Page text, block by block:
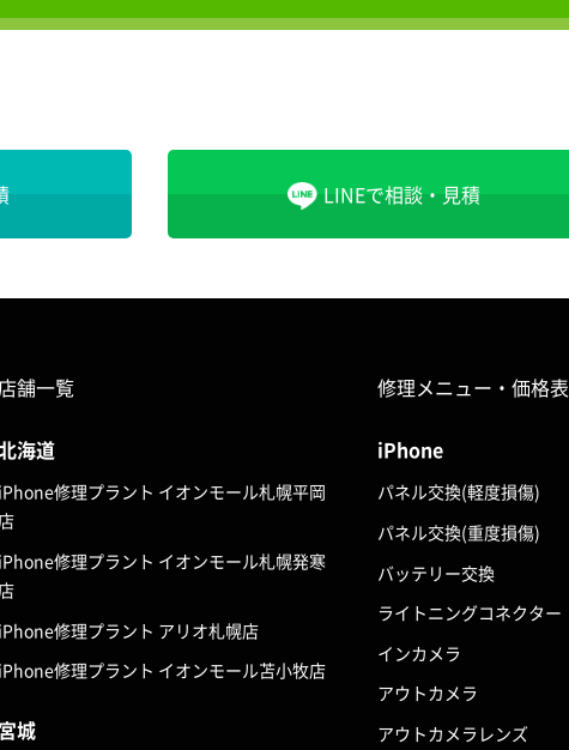
LINEで相談・見積
店舗一覧
海道
iPhone修理プラント イオンモール札幌平岡
店
iPhone修理プラント イオンモール札幌発寒
店
iPhone修理プラント アリオ札幌店
iPhone修理プラント イオンモール苫小牧店
宮城
修理メニュー・価格表
iPhone
パネル交換(軽度損傷)
パネル交換(重度損傷)
バッテリー交換
ライトニングコネクター
インカメラ
アウトカメラ
アウトカメラレンズ